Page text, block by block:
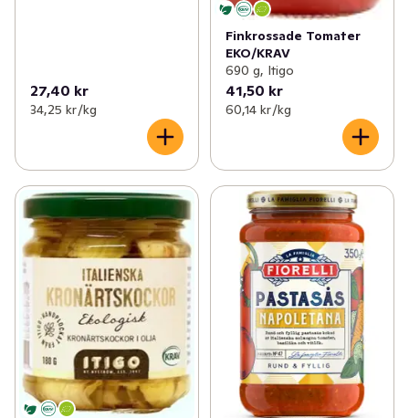
27,40 kr
34,25 kr /kg
Finkrossade Tomater
EKO/KRAV
690 g, Itigo
41,50 kr
60,14 kr /kg